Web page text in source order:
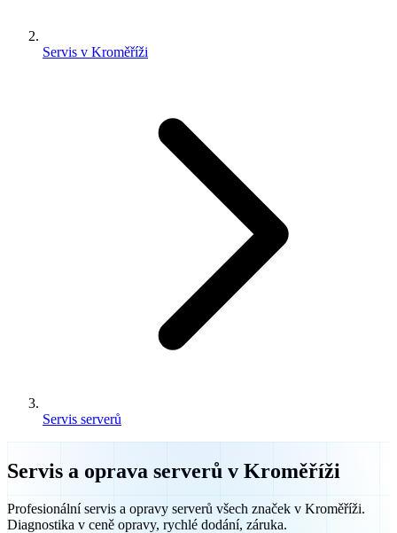
Servis v Kroměříži
Servis serverů
Servis a oprava serverů v Kroměříži
Profesionální servis a opravy serverů všech značek v Kroměříži.
Diagnostika v ceně opravy, rychlé dodání, záruka.